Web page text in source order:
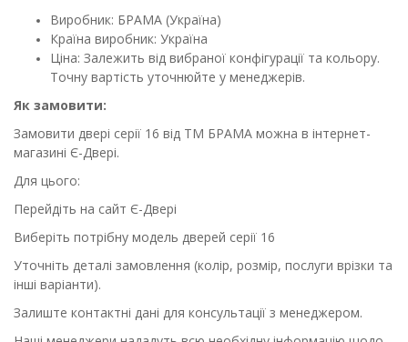
Виробник: БРАМА (Україна)
Країна виробник: Україна
Ціна: Залежить від вибраної конфігурації та кольору.
Точну вартість уточнюйте у менеджерів.
Як замовити:
Замовити двері серії 16 від ТМ БРАМА можна в інтернет-
магазині Є-Двері.
Для цього:
Перейдіть на сайт Є-Двері
Виберіть потрібну модель дверей серії 16
Уточніть деталі замовлення (колір, розмір, послуги врізки та
інші варіанти).
Залиште контактні дані для консультації з менеджером.